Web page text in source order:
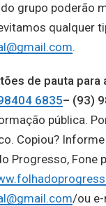
grupo poderão
qualquer
.
de pauta para
6835– (93)
pública.
Copiou? Informe
Progresso,
/ou e-